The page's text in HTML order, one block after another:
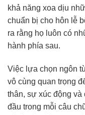
khả năng xoa dịu
chuẩn bị cho hôn lễ
ra rằng họ luôn có
hành phía sau.
Việc lựa chọn ngôn
vô cùng quan trọng
thân, sự xúc động
đầu trong mỗi câu